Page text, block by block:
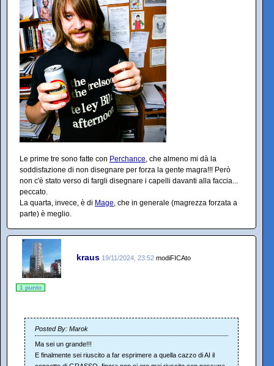
Le prime tre sono fatte con Perchance, che almeno mi dà la
soddisfazione di non disegnare per forza la gente magra!!! Però
non c'è stato verso di fargli disegnare i capelli davanti alla faccia...
peccato.
La quarta, invece, è di Mage, che in generale (magrezza forzata a
parte) è meglio.
kraus 19/11/2024, 23:52 modiFICAto
1 punto
Posted By: Marok
Ma sei un grande!!!
E finalmente sei riuscito a far esprimere a quella cazzo di AI il